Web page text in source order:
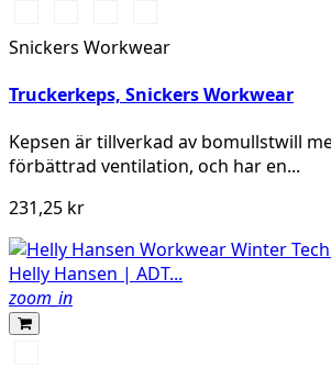
Orange\Black
Snickers Workwear
Truckerkeps, Snickers Workwear
Kepsen är tillverkad av bomullstwill
förbättrad ventilation, och har en...
231,25 kr
zoom_in